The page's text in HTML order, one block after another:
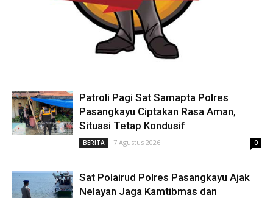
Patroli Pagi Sat Samapta Polres
Pasangkayu Ciptakan Rasa Aman,
Situasi Tetap Kondusif
BERITA 7 Agustus 2026 0
Sat Polairud Polres Pasangkayu Ajak
Nelayan Jaga Kamtibmas dan